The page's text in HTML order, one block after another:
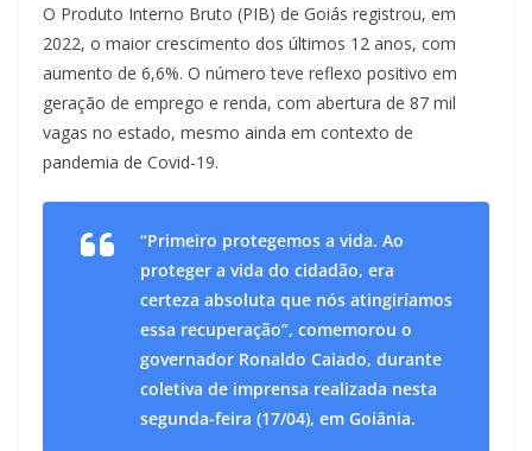
O Produto Interno Bruto (PIB) de Goiás registrou, em
2022, o maior crescimento dos últimos 12 anos, com
aumento de 6,6%. O número teve reflexo positivo em
geração de emprego e renda, com abertura de 87 mil
vagas no estado, mesmo ainda em contexto de
pandemia de Covid-19.
“Primeiro protegemos a vida. Ao
proteger a vida do cidadão, era
certeza absoluta que nós atingiríamos
essa recuperação”, comemorou o
governador Ronaldo Caiado, durante
coletiva de imprensa realizada nesta
segunda-feira (17/04), em Goiânia.